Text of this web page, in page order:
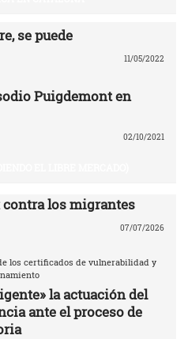
se puede
11/05/2022
Puigdemont en
02/10/2021
contra los migrantes
07/07/2026
los certificados de vulnerabilidad y
la actuación del
ante el proceso de